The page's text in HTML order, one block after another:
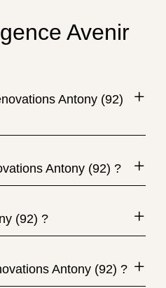
Avenir
Antony (92)
Antony (92) ?
(92) ?
Antony (92) ?